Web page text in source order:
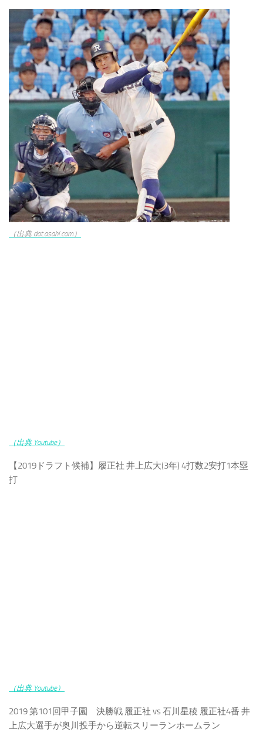
（出典 dot.asahi.com）
（出典 Youtube）
【2019ドラフト候補】履正社 井上広大(3年) 4打数2安打1本塁
打
（出典 Youtube）
2019 第101回甲子園 決勝戦 履正社 vs 石川星稜 履正社4番 井
上広大選手が奥川投手から逆転スリーランホームラン